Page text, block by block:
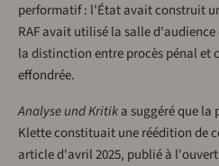
performatif : l'État avait construit
RAF avait utilisé la salle
la distinction entre procès pénal
effondrée.
Analyse und Kritika suggéré que la
Klette constituait une réédition de
article d'avril 2025, publié à